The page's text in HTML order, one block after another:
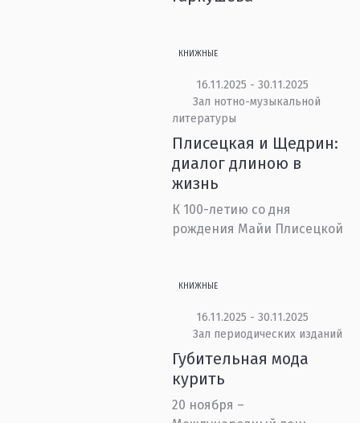
КНИЖНЫЕ
16.11.2025 - 30.11.2025
Зал нотно-музыкальной
литературы
Плисецкая и Щедрин:
диалог длиною в
жизнь
К 100-летию со дня
рождения Майи Плисецкой
КНИЖНЫЕ
16.11.2025 - 30.11.2025
Зал периодических изданий
Губительная мода
курить
20 ноября –